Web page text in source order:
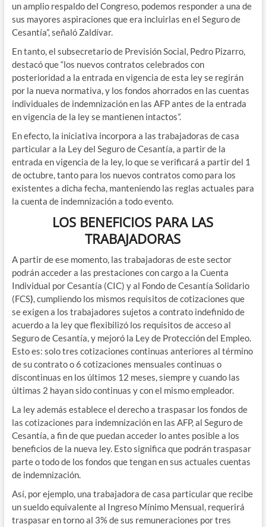
un amplio respaldo del Congreso, podemos responder a una de
sus mayores aspiraciones que era incluirlas en el Seguro de
Cesantía”, señaló Zaldívar.
En tanto, el subsecretario de Previsión Social, Pedro Pizarro,
destacó que “los nuevos contratos celebrados con
posterioridad a la entrada en vigencia de esta ley se regirán
por la nueva normativa, y los fondos ahorrados en las cuentas
individuales de indemnización en las AFP antes de la entrada
en vigencia de la ley se mantienen intactos”.
En efecto, la iniciativa incorpora a las trabajadoras de casa
particular a la Ley del Seguro de Cesantía, a partir de la
entrada en vigencia de la ley, lo que se verificará a partir del 1
de octubre, tanto para los nuevos contratos como para los
existentes a dicha fecha, manteniendo las reglas actuales para
la cuenta de indemnización a todo evento.
LOS BENEFICIOS PARA LAS
TRABAJADORAS
A partir de ese momento, las trabajadoras de este sector
podrán acceder a las prestaciones con cargo a la Cuenta
Individual por Cesantía (CIC) y al Fondo de Cesantía Solidario
(FCS), cumpliendo los mismos requisitos de cotizaciones que
se exigen a los trabajadores sujetos a contrato indefinido de
acuerdo a la ley que flexibilizó los requisitos de acceso al
Seguro de Cesantía, y mejoró la Ley de Protección del Empleo.
Esto es: solo tres cotizaciones continuas anteriores al término
de su contrato o 6 cotizaciones mensuales continuas o
discontinuas en los últimos 12 meses, siempre y cuando las
últimas 2 hayan sido continuas y con el mismo empleador.
La ley además establece el derecho a traspasar los fondos de
las cotizaciones para indemnización en las AFP, al Seguro de
Cesantía, a fin de que puedan acceder lo antes posible a los
beneficios de la nueva ley. Esto significa que podrán traspasar
parte o todo de los fondos que tengan en sus actuales cuentas
de indemnización.
Así, por ejemplo, una trabajadora de casa particular que recibe
un sueldo equivalente al Ingreso Mínimo Mensual, requerirá
traspasar en torno al 3% de sus remuneraciones por tres